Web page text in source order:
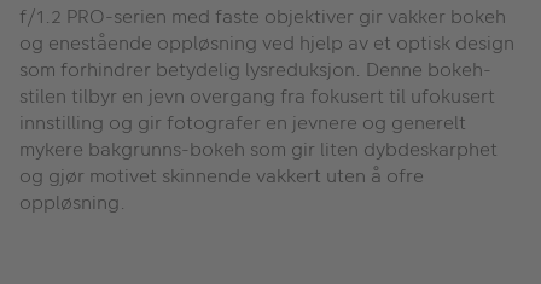
f/1.2 PRO-serien med faste objektiver gir vakker bokeh
og enestående oppløsning ved hjelp av et optisk design
som forhindrer betydelig lysreduksjon. Denne bokeh-
stilen tilbyr en jevn overgang fra fokusert til ufokusert
innstilling og gir fotografer en jevnere og generelt
mykere bakgrunns-bokeh som gir liten dybdeskarphet
og gjør motivet skinnende vakkert uten å ofre
oppløsning.